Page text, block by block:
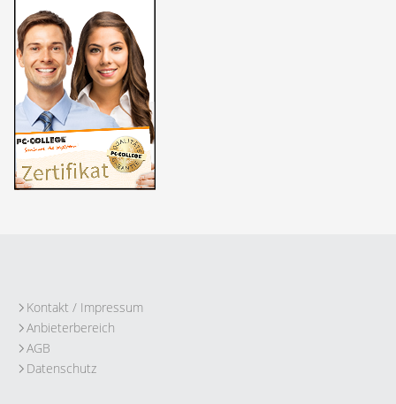
Kontakt / Impressum
Anbieterbereich
AGB
Datenschutz